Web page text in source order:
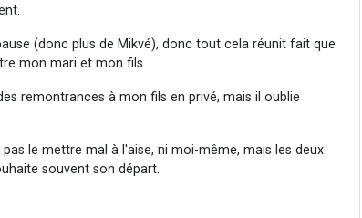
(donc plus de Mikvé), donc tout cela réunit fait que
mon mari et mon fils.
remontrances à mon fils en privé, mais il oublie
le mettre mal à l'aise, ni moi-même, mais les deux
souvent son départ.